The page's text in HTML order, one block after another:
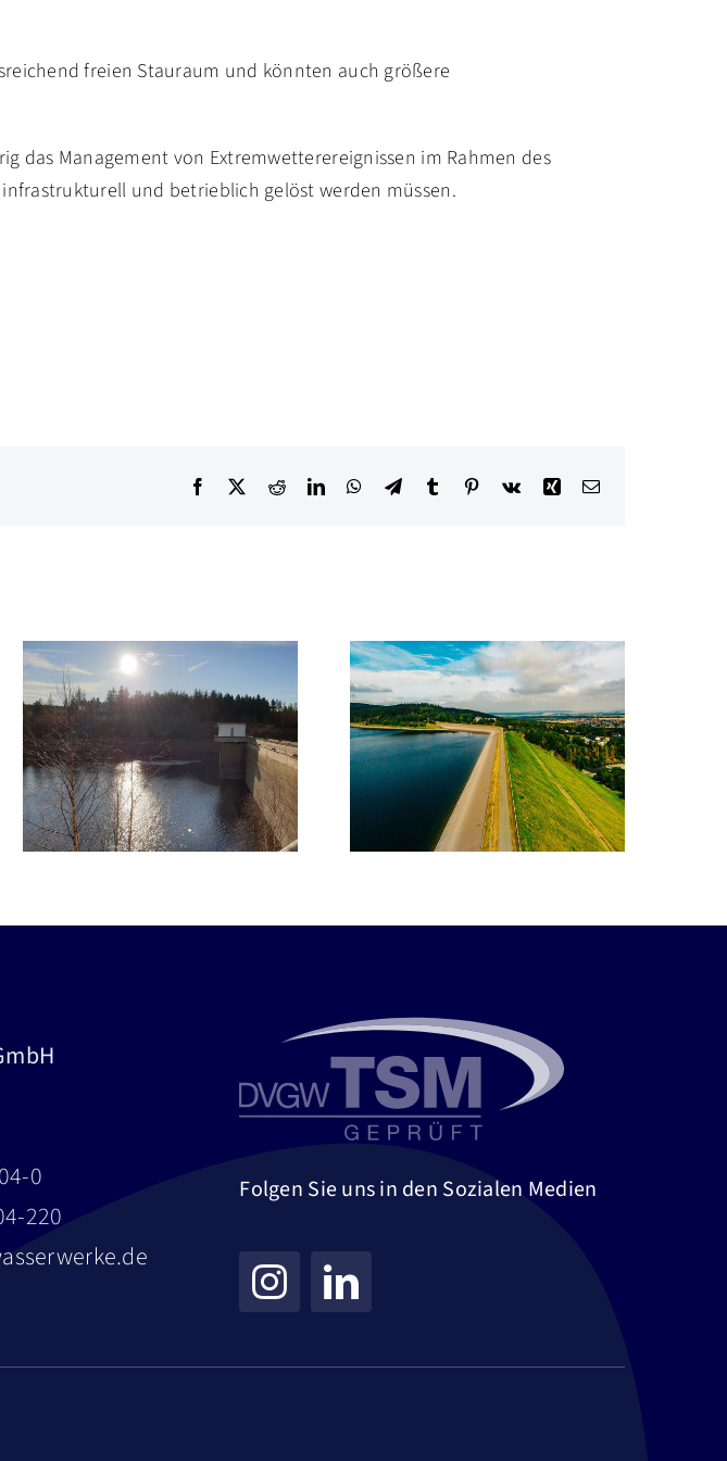
freien Stauraum und könnten auch größere
das Management von Extremwetterereignissen im Rahmen des
und betrieblich gelöst werden müssen.
Facebook RedditLinkedInWhatsApp
TelegramTumblr Pinterest
Vk XingE-
Zwischenstand im
Energie- und
Wasserspeicher
Harz
Karsten Specht wird
neuer
Aufsichtsratsvorsitzender
0
220
Folgen Sie uns in den Sozialen Medien